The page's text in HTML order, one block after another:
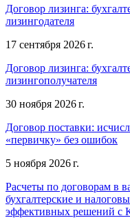
Договор лизинга:
лизингодателя
17 сентября 2026 г.
Договор лизинга:
лизингополучателя
30 ноября 2026 г.
Договор поставки:
«первичку» без ошибок
5 ноября 2026 г.
Расчеты по договорам в
бухгалтерские и
эффективных решений с